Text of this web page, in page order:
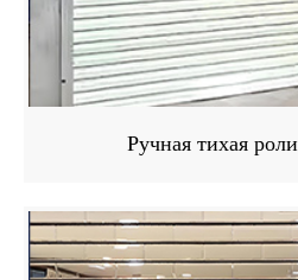
Ручная тихая